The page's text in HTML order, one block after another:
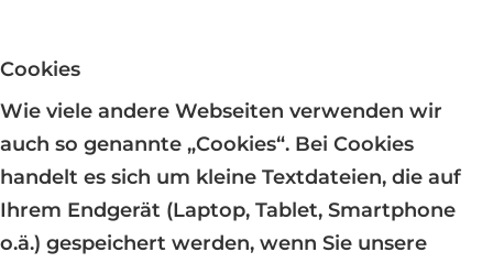
Cookies
Wie viele andere Webseiten verwenden wir
auch so genannte „Cookies“. Bei Cookies
handelt es sich um kleine Textdateien, die auf
Ihrem Endgerät (Laptop, Tablet, Smartphone
o.ä.) gespeichert werden, wenn Sie unsere